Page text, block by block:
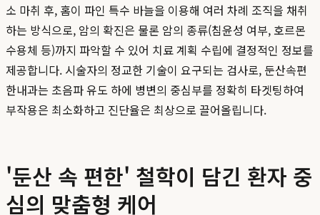
소 마취 후, 홈이 파인 특수 바늘을 이용해 여러 차례 조직을 채취
하는 방식으로, 암의 확진은 물론 암의 종류(침윤성 여부, 호르몬
수용체 등)까지 파악할 수 있어 치료 계획 수립에 결정적인 정보를
제공합니다. 시술자의 정교한 기술이 요구되는 검사로, 둔산속편
한내과는 초음파 유도 하에 병변의 중심부를 정확히 타겟팅하여
부작용은 최소화하고 진단율은 최상으로 끌어올립니다.
'둔산 속 편한' 철학이 담긴 환자 중
심의 맞춤형 케어